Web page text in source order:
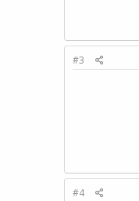
#3
#4